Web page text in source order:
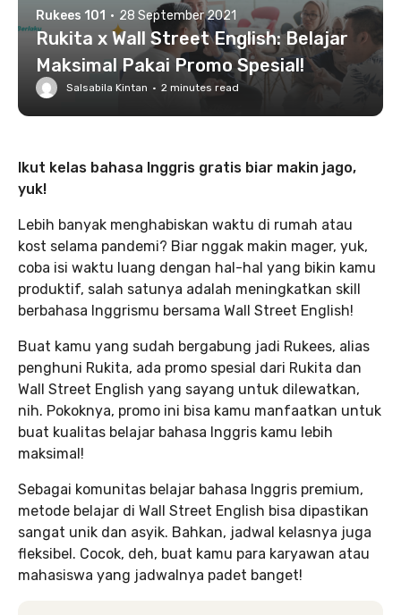
Rukees 101 · 28 September 2021
Rukita x Wall Street English: Belajar
Maksimal Pakai Promo Spesial!
Salsabila Kintan · 2 minutes read
Ikut kelas bahasa Inggris gratis biar makin jago,
yuk!
Lebih banyak menghabiskan waktu di rumah atau
kost selama pandemi? Biar nggak makin mager, yuk,
coba isi waktu luang dengan hal-hal yang bikin kamu
produktif, salah satunya adalah meningkatkan skill
berbahasa Inggrismu bersama Wall Street English!
Buat kamu yang sudah bergabung jadi Rukees, alias
penghuni Rukita, ada promo spesial dari Rukita dan
Wall Street English yang sayang untuk dilewatkan,
nih. Pokoknya, promo ini bisa kamu manfaatkan untuk
buat kualitas belajar bahasa Inggris kamu lebih
maksimal!
Sebagai komunitas belajar bahasa Inggris premium,
metode belajar di Wall Street English bisa dipastikan
sangat unik dan asyik. Bahkan, jadwal kelasnya juga
fleksibel. Cocok, deh, buat kamu para karyawan atau
mahasiswa yang jadwalnya padet banget!